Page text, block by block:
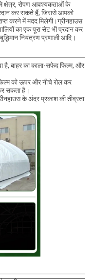
क्षेत्र, रोपण आवश्यकताओं के
कर सकते हैं, जिससे आपको
करने में मदद मिलेगी।ग्रीनहाउस
का एक पूरा सेट भी प्रदान कर
नियंत्रण प्रणाली आदि।
है, बाहर का काला-सफेद फिल्म, और
को ऊपर और नीचे रोल कर
सकता है।
के अंदर प्रकाश की तीव्रता